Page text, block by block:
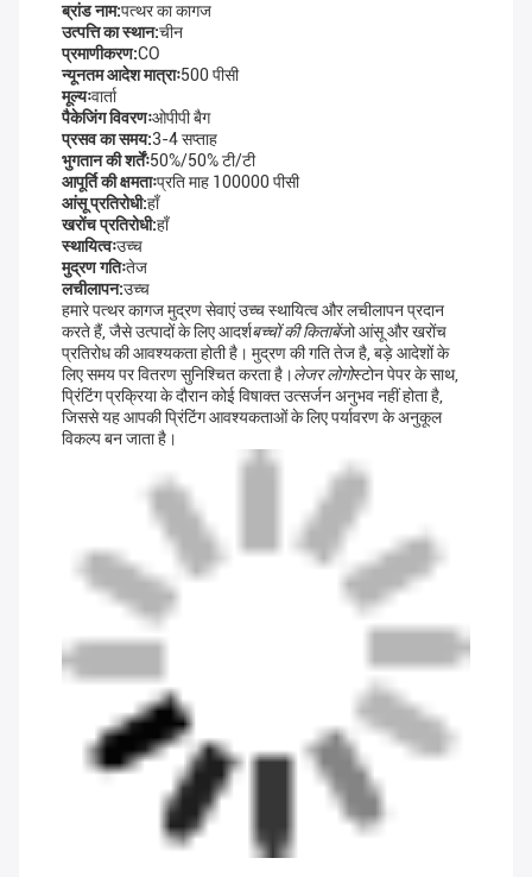
ब्रांड नाम:पत्थर का कागज
उत्पत्ति का स्थान:चीन
प्रमाणीकरण:CO
न्यूनतम आदेश मात्राः500 पीसी
मूल्यःवार्ता
पैकेजिंग विवरणःओपीपी बैग
प्रसव का समय:3-4 सप्ताह
भुगतान की शर्तेंः50%/50% टी/टी
आपूर्ति की क्षमताःप्रति माह 100000 पीसी
आंसू प्रतिरोधी:हाँ
खरोंच प्रतिरोधी:हाँ
स्थायित्वःउच्च
मुद्रण गतिःतेज
लचीलापन:उच्च
हमारे पत्थर कागज मुद्रण सेवाएं उच्च स्थायित्व और लचीलापन प्रदान
करते हैं, जैसे उत्पादों के लिए आदर्शबच्चों की किताबेंजो आंसू और खरोंच
प्रतिरोध की आवश्यकता होती है। मुद्रण की गति तेज है, बड़े आदेशों के
लिए समय पर वितरण सुनिश्चित करता है।लेजर लोगोस्टोन पेपर के साथ,
प्रिंटिंग प्रक्रिया के दौरान कोई विषाक्त उत्सर्जन अनुभव नहीं होता है,
जिससे यह आपकी प्रिंटिंग आवश्यकताओं के लिए पर्यावरण के अनुकूल
विकल्प बन जाता है।